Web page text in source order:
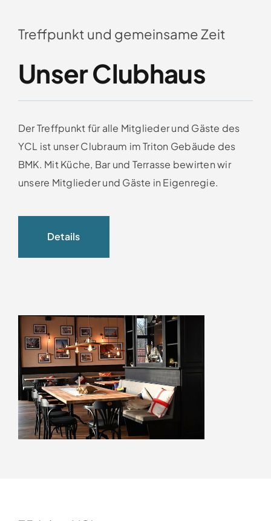
Treffpunkt und gemeinsame Zeit
Unser Clubhaus
Der Treffpunkt für alle Mitglieder und Gäste des
YCL ist unser Clubraum im Triton Gebäude des
BMK. Mit Küche, Bar und Terrasse bewirten wir
unsere Mitglieder und Gäste in Eigenregie.
Details